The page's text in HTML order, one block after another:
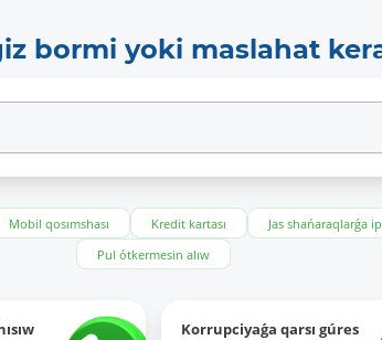
bormi yoki maslahat
Mobil qosımshası Kredit kartası Jas shańaraqlarǵa
Pul ótkermesin alıw
Korrupciyaǵa qarsı gúres